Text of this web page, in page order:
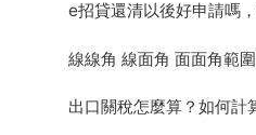
e招貸還清以後好申請嗎
線線角 線面角 面面角範
出口關稅怎麼算？如何計